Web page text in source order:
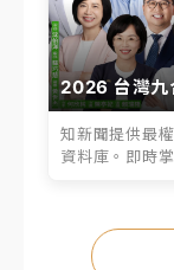
2026 台灣九
知新聞提供最
資料庫。即時